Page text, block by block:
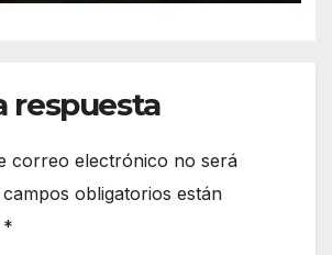
respuesta
correo electrónico no será
campos obligatorios están
*